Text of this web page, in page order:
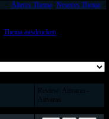
Älteres Thema| Neueres Thema>
Thema ausdrucken]
Review: Aitvaras -
Aitvaras